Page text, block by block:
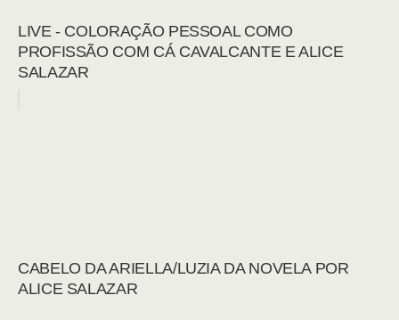
LIVE - COLORAÇÃO PESSOAL COMO
PROFISSÃO COM CÁ CAVALCANTE E ALICE
SALAZAR
CABELO DA ARIELLA/LUZIA DA NOVELA POR
ALICE SALAZAR